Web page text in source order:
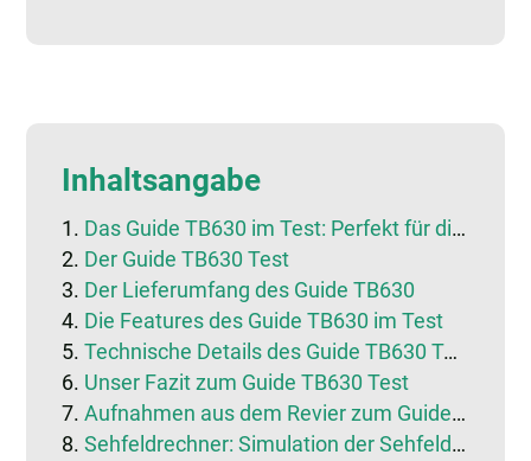
Inhaltsangabe
Das Guide TB630 im Test: Perfekt für die Pirsch?
Der Guide TB630 Test
Der Lieferumfang des Guide TB630
Die Features des Guide TB630 im Test
Technische Details des Guide TB630 Tests
Unser Fazit zum Guide TB630 Test
Aufnahmen aus dem Revier zum Guide TB630
Sehfeldrechner: Simulation der Sehfeldbreite